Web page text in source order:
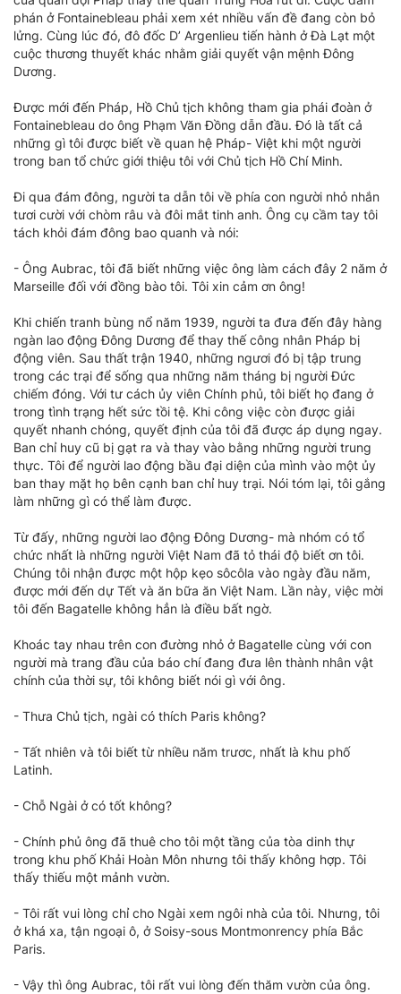
phán ở Fontainebleau phải xem xét nhiều vấn đề đang còn bỏ
lửng. Cùng lúc đó, đô đốc D’ Argenlieu tiến hành ở Đà Lạt một
cuộc thương thuyết khác nhằm giải quyết vận mệnh Đông
Dương.
Được mới đến Pháp, Hồ Chủ tịch không tham gia phái đoàn ở
Fontainebleau do ông Phạm Văn Đồng dẫn đầu. Đó là tất cả
những gì tôi được biết về quan hệ Pháp- Việt khi một người
trong ban tổ chức giới thiệu tôi với Chủ tịch Hồ Chí Minh.
Đi qua đám đông, người ta dẫn tôi về phía con người nhỏ nhắn
tươi cười với chòm râu và đôi mắt tinh anh. Ông cụ cầm tay tôi
tách khỏi đám đông bao quanh và nói:
- Ông Aubrac, tôi đã biết những việc ông làm cách đây 2 năm ở
Marseille đối với đồng bào tôi. Tôi xin cảm ơn ông!
Khi chiến tranh bùng nổ năm 1939, người ta đưa đến đây hàng
ngàn lao động Đông Dương để thay thế công nhân Pháp bị
động viên. Sau thất trận 1940, những ngươi đó bị tập trung
trong các trại để sống qua những năm tháng bị người Đức
chiếm đóng. Với tư cách ủy viên Chính phủ, tôi biết họ đang ở
trong tình trạng hết sức tồi tệ. Khi công việc còn được giải
quyết nhanh chóng, quyết định của tôi đã được áp dụng ngay.
Ban chỉ huy cũ bị gạt ra và thay vào bằng những người trung
thực. Tôi để người lao động bầu đại diện của mình vào một ủy
ban thay mặt họ bên cạnh ban chỉ huy trại. Nói tóm lại, tôi gắng
làm những gì có thể làm được.
Từ đấy, những người lao động Đông Dương- mà nhóm có tổ
chức nhất là những người Việt Nam đã tỏ thái độ biết ơn tôi.
Chúng tôi nhận được một hộp kẹo sôcôla vào ngày đầu năm,
được mới đến dự Tết và ăn bữa ăn Việt Nam. Lần này, việc mời
tôi đến Bagatelle không hẳn là điều bất ngờ.
Khoác tay nhau trên con đường nhỏ ở Bagatelle cùng với con
người mà trang đầu của báo chí đang đưa lên thành nhân vật
chính của thời sự, tôi không biết nói gì với ông.
- Thưa Chủ tịch, ngài có thích Paris không?
- Tất nhiên và tôi biết từ nhiều năm trươc, nhất là khu phố
Latinh.
- Chỗ Ngài ở có tốt không?
- Chính phủ ông đã thuê cho tôi một tầng của tòa dinh thự
trong khu phố Khải Hoàn Môn nhưng tôi thấy không hợp. Tôi
thấy thiếu một mảnh vườn.
- Tôi rất vui lòng chỉ cho Ngài xem ngôi nhà của tôi. Nhưng, tôi
ở khá xa, tận ngoại ô, ở Soisy-sous Montmonrency phía Bắc
Paris.
- Vậy thì ông Aubrac, tôi rất vui lòng đến thăm vườn của ông.